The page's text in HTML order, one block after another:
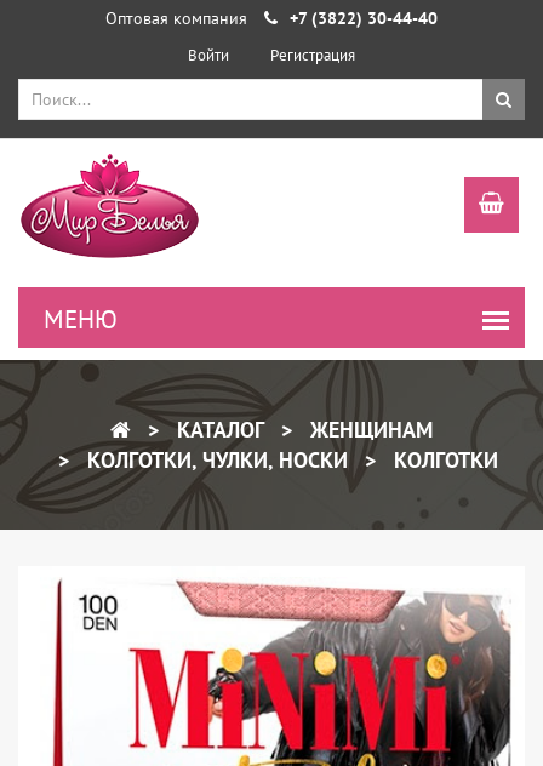
Оптовая компания +7 (3822) 30-44-40
Войти Регистрация
КАТАЛОГ
ЖЕНЩИНАМ
КОЛГОТКИ, ЧУЛКИ, НОСКИ
КОЛГОТКИ